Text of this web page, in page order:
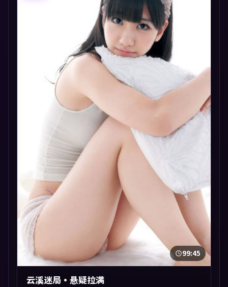
99:45
云溪迷局·悬疑拉满